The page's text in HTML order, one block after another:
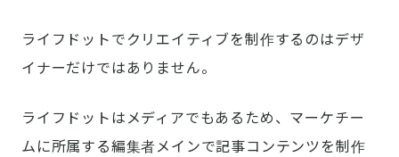
ライフドットでクリエイティブを制作するのはデザ
イナーだけではありません。
ライフドットはメディアでもあるため、マーケチー
ムに所属する編集者メインで記事コンテンツを制作